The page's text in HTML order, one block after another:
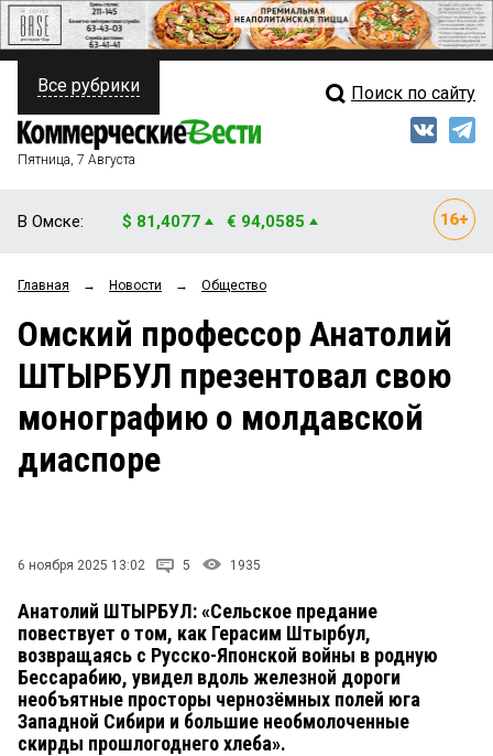
ПОЛИТИКА
ФИНАНСЫ
ОБЩЕСТВО
ЗАКОН
Свежий выпуск
Рейтинги
Блоги
Архив
Все рубрики Поиск по сайту
Пятница, 7 Августа
В Омске: $ 81,4077 € 94,0585
Главная → Новости → Общество
Омский профессор Анатолий
ШТЫРБУЛ презентовал свою
монографию о молдавской
диаспоре
6 ноября 2025 13:02 5 1935
Анатолий ШТЫРБУЛ: «Сельское предание
повествует о том, как Герасим Штырбул,
возвращаясь с Русско-Японской войны в родную
Бессарабию, увидел вдоль железной дороги
необъятные просторы чернозёмных полей юга
Западной Сибири и большие необмолоченные
скирды прошлогоднего хлеба».